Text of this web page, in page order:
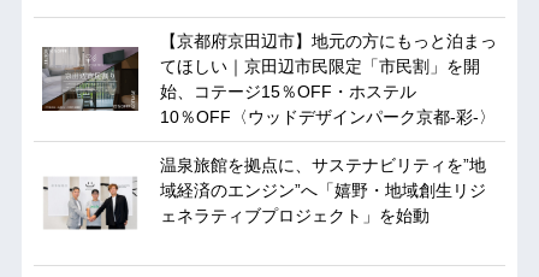
【京都府京田辺市】地元の方にもっと泊まっ
てほしい｜京田辺市民限定「市民割」を開
始、コテージ15％OFF・ホステル
10％OFF〈ウッドデザインパーク京都-彩-〉
温泉旅館を拠点に、サステナビリティを”地
域経済のエンジン”へ「嬉野・地域創生リジ
ェネラティブプロジェクト」を始動